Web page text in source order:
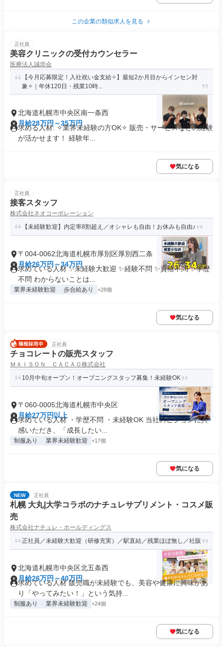
この企業の類似求人を見る
正社員
美容クリニックの受付カウンセラー
医療法人誠崇会
【今月応募限定！入社祝い金支給✧】最短2か月目からインセン対
象✧｜年休120日・残業10時...
北海道札幌市中央区南一条西
月給28万円～35万円
求める人材: ✧業界未経験の方OK✧ 販売・サービスなどの経験
が活かせます！ 経験年...
気になる
正社員
接客スタッフ
株式会社ネオコーポレーション
【未経験歓迎】内定率8割超え／オシャレも自由！お休みも自由♪
〒004-0062北海道札幌市厚別区厚別西二条
月給26万円～34万円
求めている人材 ✨未経験大歓迎 ✨経験不問 ✨資格不問 ✨学歴
不問 わからないことは...
業界未経験歓迎 歩合給あり +28個
気になる
正社員
チョコレートの販売スタッフ
ＭＡＩＳＯＮ ＣＡＣＡＯ株式会社
10月中旬オープン！オープニングスタッフ募集！未経験OK
〒060-0005北海道札幌市中央区
月給27万円以上
求めている人材 ・学歴不問 ・未経験OK 当社のビジョンに共
感いただき、「成長したい...
制服あり 業界未経験歓迎 +17個
気になる
NEW 正社員
札幌 大丸|大学コラボのナチュレサプリメント・コスメ販
売
株式会社ナチュレ・ホールディングス
正社員／未経験大歓迎（研修充実）／駅直結／残業ほぼ無し／社販
北海道札幌市中央区北五条西
月給26万円～40万円
求めている人材 販売職が未経験でも、美容や健康に興味があ
り「やってみたい！」という気持...
制服あり 業界未経験歓迎 +24個
気になる